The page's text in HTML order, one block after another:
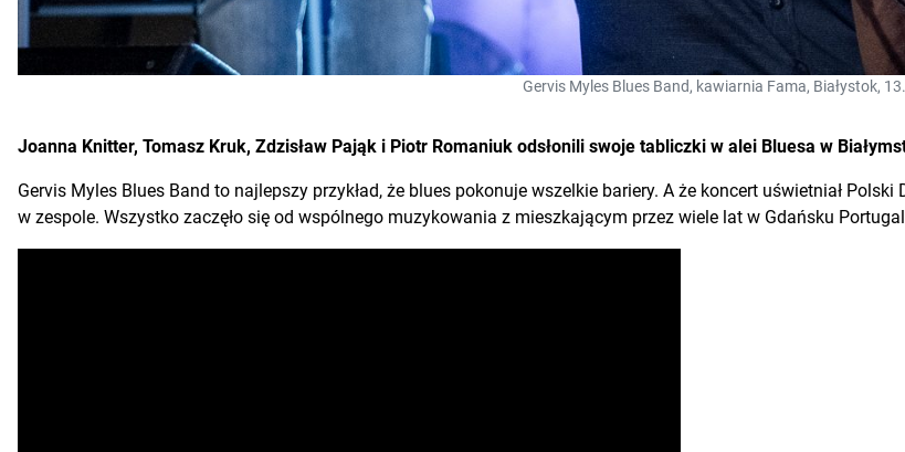
Gervis Myles Blues Band, kawiarnia Fama, Białystok,
Joanna Knitter, Tomasz Kruk, Zdzisław Pająk i Piotr Romaniuk odsłonili swoje tabliczki w alei Bluesa w
Gervis Myles Blues Band to najlepszy przykład, że blues pokonuje wszelkie bariery. A że koncert uświetniał
w zespole. Wszystko zaczęło się od wspólnego muzykowania z mieszkającym przez wiele lat w Gdańsku